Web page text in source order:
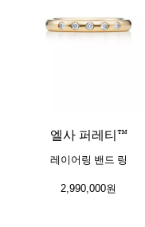
엘사 퍼레티™
레이어링 밴드 링
2,990,000원